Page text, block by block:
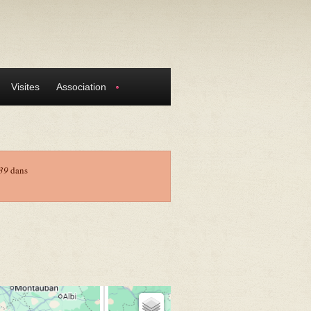
Visites Association
dans